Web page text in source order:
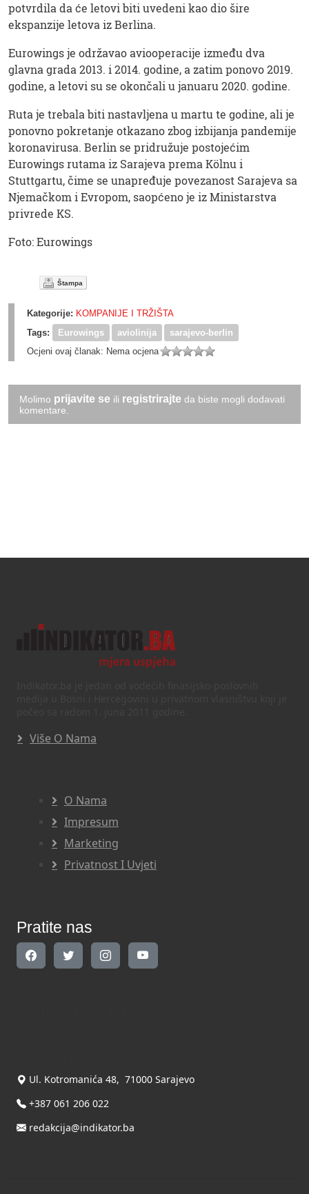
potvrdila da će letovi biti uvedeni kao dio šire
ekspanzije letova iz Berlina.
Eurowings je održavao aviooperacije između dva
glavna grada 2013. i 2014. godine, a zatim ponovo 2019.
godine, a letovi su se okončali u januaru 2020. godine.
Ruta je trebala biti nastavljena u martu te godine, ali je
ponovno pokretanje otkazano zbog izbijanja pandemije
koronavirusa. Berlin se pridružuje postojećim
Eurowings rutama iz Sarajeva prema Kölnu i
Stuttgartu, čime se unapređuje povezanost Sarajeva sa
Njemačkom i Evropom, saopćeno je iz Ministarstva
privrede KS.
Foto: Eurowings
Štampa
Kategorije: KOMPANIJE I TRŽIŠTA
Tags:
Eurowings aviolinija
sarajevo-berlin
Ocjeni ovaj članak: Nema ocjena
Molimo prijavite se ili registrirajte da biste mogli dodavati
komentare.
Više O Nama
O Nama
Impresum
Marketing
Privatnost I Uvjeti
Pratite nas
Ul. Kotromanića 48, 71000 Sarajevo
+387 061 206 022
redakcija@indikator.ba